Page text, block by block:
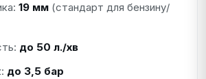
19 мм (стандарт для бензину/
до 50 л./хв
до 3,5 бар